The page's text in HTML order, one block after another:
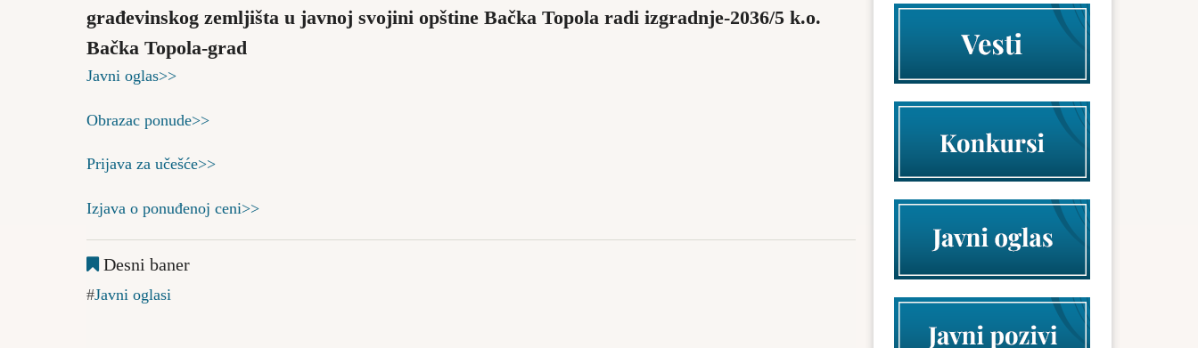
građevinskog zemljišta u javnoj svojini opštine Bačka Topola radi izgradnje-2036/5 k.o.
Bačka Topola-grad
Javni oglas>>
Obrazac ponude>>
Prijava za učešće>>
Izjava o ponuđenoj ceni>>
Desni baner
Javni oglasi